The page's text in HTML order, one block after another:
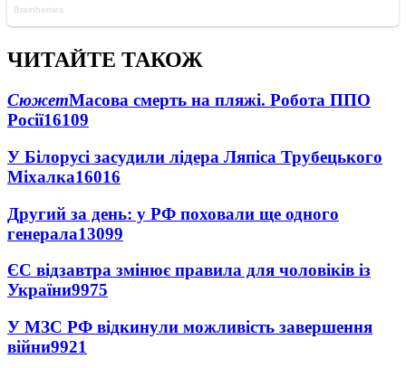
ЧИТАЙТЕ ТАКОЖ
СюжетМасова смерть на пляжі. Робота ППО
Росії16109
У Білорусі засудили лідера Ляпіса Трубецького
Міхалка16016
Другий за день: у РФ поховали ще одного
генерала13099
ЄС відзавтра змінює правила для чоловіків із
України9975
У МЗС РФ відкинули можливість завершення
війни9921